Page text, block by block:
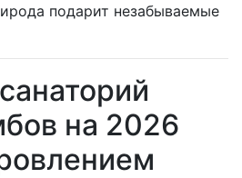
подарит незабываемые
на 2026